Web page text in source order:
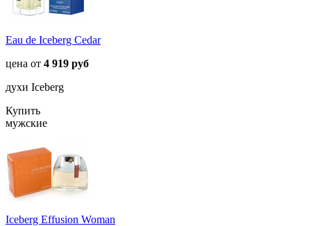
Eau de Iceberg Cedar
цена от 4 919 руб
духи Iceberg
Купить
мужские
Iceberg Effusion Woman